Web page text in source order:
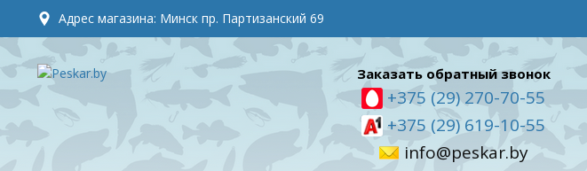
Адрес магазина: Минск пр. Партизанский 69
Заказать обратный звонок
+375 (29) 270-70-55
+375 (29) 619-10-55
info@peskar.by